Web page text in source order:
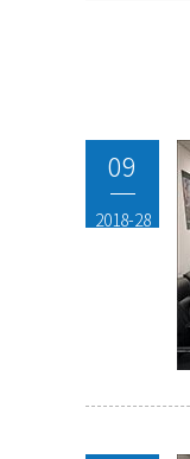
09
2018-28